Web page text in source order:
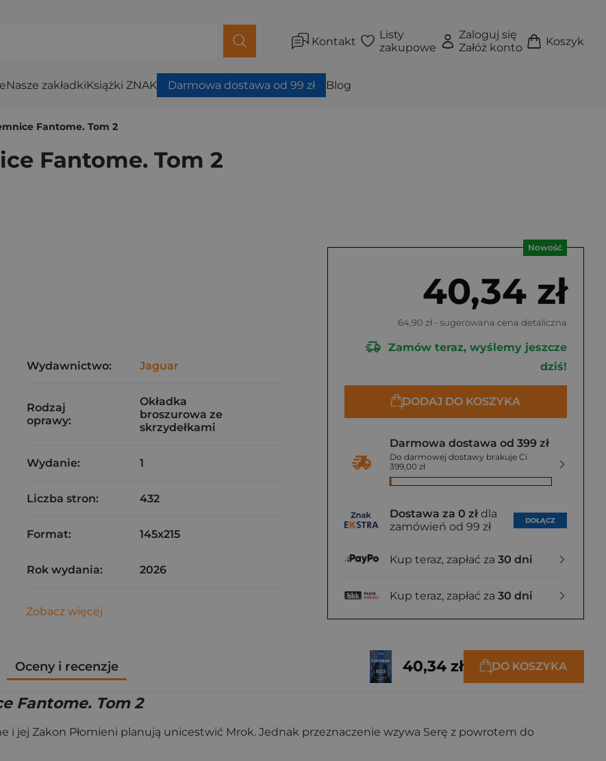
Kontakt
Listy
zakupowe
Zaloguj się
Załóż konto
Koszyk
Nasze zakładkiKsiążki ZNAK Darmowa dostawa od 99 zł Blog
Fantome. Tom 2
Fantome. Tom 2
Nowość
40,34 zł
64,90 zł - sugerowana cena detaliczna
Zamów teraz, wyślemy jeszcze
dziś!
DODAJ DO KOSZYKA
Darmowa dostawa od 399 zł
Do darmowej dostawy brakuje Ci
399,00 zł
Dostawa za 0 zł dla
zamówień od 99 zł
DOŁĄCZ
Kup teraz, zapłać za 30 dni
Kup teraz, zapłać za 30 dni
Wydawnictwo: Jaguar
Rodzaj
oprawy:
Okładka
broszurowa ze
skrzydełkami
Wydanie: 1
Liczba stron: 432
Format: 145x215
Rok wydania: 2026
Zobacz więcej
Oceny i recenzje 40,34 zł DO KOSZYKA
Fantome. Tom 2
i jej Zakon Płomieni planują unicestwić Mrok. Jednak przeznaczenie wzywa Serę z powrotem do